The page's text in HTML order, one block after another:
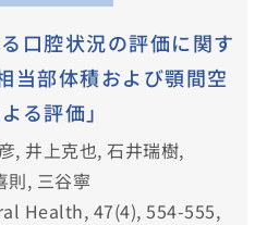
口腔状況の評価に関す
当部体積および顎間空
る評価」
, 井上克也, 石井瑞樹,
則, 三谷寧
Health, 47(4), 554-555,